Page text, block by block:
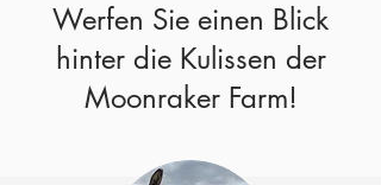
Werfen Sie einen Blick
hinter die Kulissen der
Moonraker Farm!